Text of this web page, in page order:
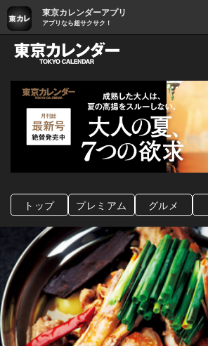
東京カレンダーアプリ
アプリなら超サクサク！
グルメ情報・プ
トップ プレミアム グルメ